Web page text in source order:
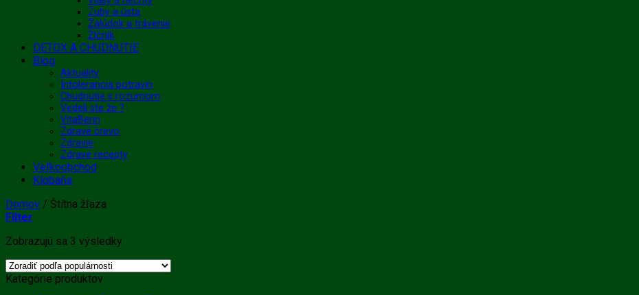
Zuby a ústa
Žalúdok a trávenie
Žlčník
DETOX A CHUDNUTIE
Blog
Aktuality
Intolerancia potravín
Chudnutie s rozumom
Vedeli ste že ?
VitaBerin
Zdravé črevo
Zdravie
Zdravé recepty
Veľkoobchod
Klobaňa
Domov / Štítna žľaza
Filter
Zobrazujú sa 3 výsledky
popularity
Kategórie produktov